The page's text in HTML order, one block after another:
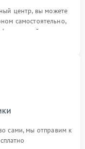
центр, вы можете
самостоятельно,
на сайте
сами, мы отправим к